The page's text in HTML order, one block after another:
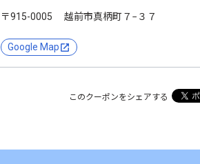
〒915-0005 越前市真柄町７−３７
Google Map
このクーポンをシェアする